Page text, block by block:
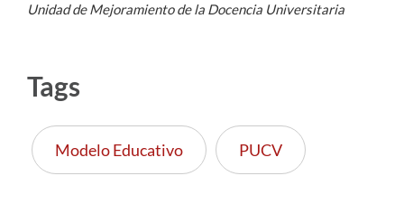
Unidad de Mejoramiento de la Docencia Universitaria
Tags
Modelo Educativo PUCV